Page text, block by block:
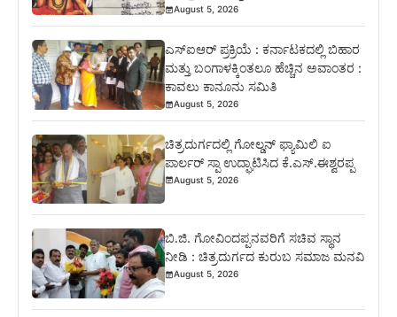
August 5, 2026
ಎಸ್‍ಐಆರ್ ಪ್ರಕ್ರಿಯೆ : ಕರ್ನಾಟಕದಲ್ಲಿ ಬಿಹಾರ
ಮತ್ತು ಬಂಗಾಳಕ್ಕಿಂತಲೂ ಹೆಚ್ಚಿನ ಅವಾಂತರ :
ಕಾವಲು ಕಾನೂನು ಸಮಿತಿ
August 5, 2026
ಚಿತ್ರದುರ್ಗದಲ್ಲಿ ಗೋಲ್ಡನ್ ಫ್ಯಾಮಿಲಿ ಐ
ಪಾರ್ಲರ್ ಸ್ಪಾ ಉದ್ಘಾಟಿಸಿದ ಕೆ.ಎಸ್.ಈಶ್ವರಪ್ಪ
August 5, 2026
ಬಿ.ಜಿ. ಗೋವಿಂದಪ್ಪನವರಿಗೆ ಸಚಿವ ಸ್ಥಾನ
ನೀಡಿ : ಚಿತ್ರದುರ್ಗದ ಕುರುಬ ಸಮಾಜ ಮನವಿ
August 5, 2026